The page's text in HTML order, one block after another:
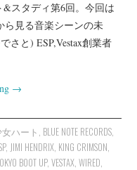
&スタディ第6回。今回は
ら見る音楽シーンの未
さと) ESP,Vestax創業者
→
女ハート , BLUE NOTE RECORDS,
, JIMI HENDRIX, KING CRIMSON,
BOOT UP,VESTAX,WIRED,